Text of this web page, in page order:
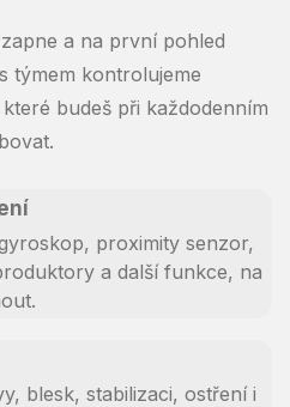
a na první pohled
týmem kontrolujeme
budeš při každodenním
proximity senzor,
a další funkce, na
blesk, stabilizaci, ostření i